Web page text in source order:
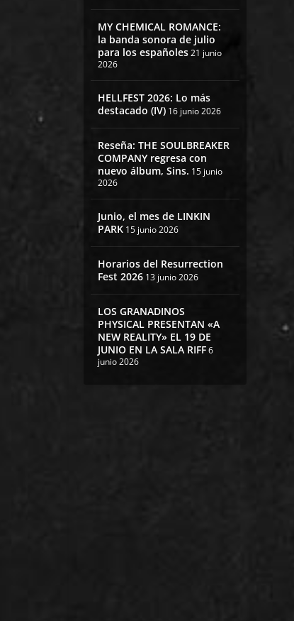
MY CHEMICAL ROMANCE:
la banda sonora de julio
para los españoles21 junio
2026
HELLFEST 2026: Lo más
destacado (IV) 16 junio 2026
Reseña: THE SOULBREAKER
COMPANY regresa con
nuevo álbum, Sins. 15 junio
2026
Junio, el mes de LINKIN
PARK 15 junio 2026
Horarios del Resurrection
Fest 2026 13 junio 2026
LOS GRANADINOS
PHYSICAL PRESENTAN «A
NEW REALITY» EL 19 DE
JUNIO EN LA SALA RIFF6
junio 2026